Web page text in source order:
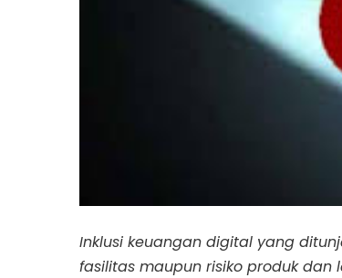
Inklusi keuangan digital yang
fasilitas maupun risiko produk